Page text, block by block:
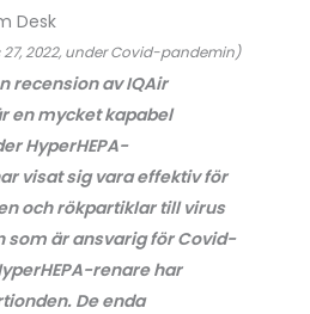
Desk
2022, under Covid-pandemin)
recension av IQAir
en mycket kapabel
HyperHEPA-
visat sig vara effektiv för
och rökpartiklar till virus
som är ansvarig för Covid-
renare har
De enda